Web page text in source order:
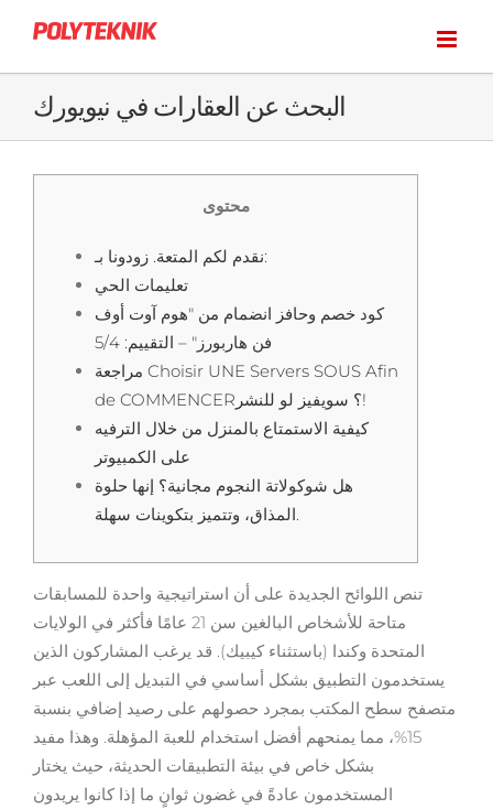
content
البحث عن العقارات في نيويورك
محتوى
نقدم لكم المتعة. زودونا بـ:
تعليمات الحي
كود خصم وحافز انضمام من "هوم آوت أوف
فن هاربورز" – التقييم: 5/4
مراجعة Choisir UNE Servers SOUS Afin
de COMMENCER؟ سويفيز لو للنشر!
كيفية الاستمتاع بالمنزل من خلال الترفيه
على الكمبيوتر
هل شوكولاتة النجوم مجانية؟ إنها حلوة
المذاق، وتتميز بتكوينات سهلة.
تنص اللوائح الجديدة على أن استراتيجية واحدة للمسابقات
متاحة للأشخاص البالغين سن 21 عامًا فأكثر في الولايات
المتحدة وكندا (باستثناء كيبيك). قد يرغب المشاركون الذين
يستخدمون التطبيق بشكل أساسي في التبديل إلى اللعب عبر
متصفح سطح المكتب بمجرد حصولهم على رصيد إضافي بنسبة
15%، مما يمنحهم أفضل استخدام للعبة المؤهلة. وهذا مفيد
بشكل خاص في بيئة التطبيقات الحديثة، حيث يختار
المستخدمون عادةً في غضون ثوانٍ ما إذا كانوا يريدون